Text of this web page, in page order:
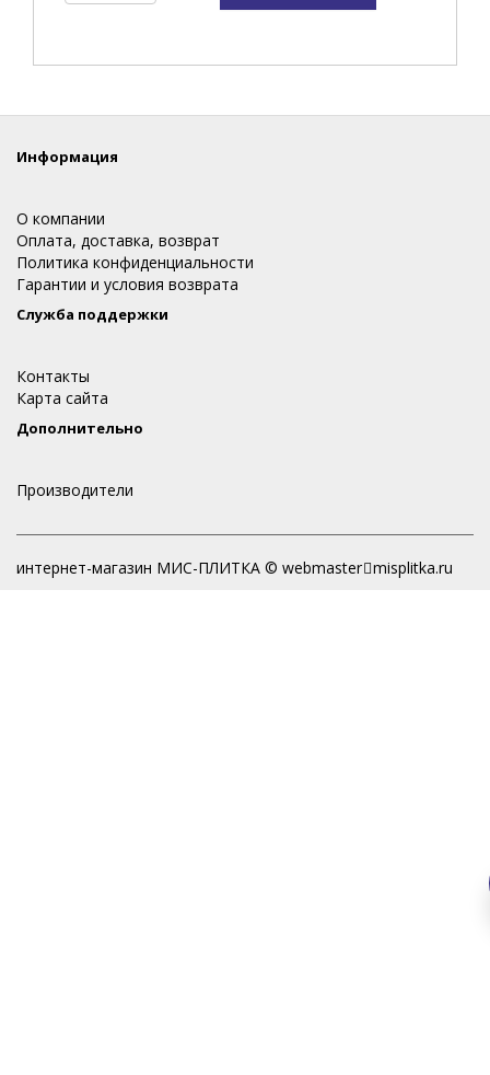
Информация
О компании
Оплата, доставка, возврат
Политика конфиденциальности
Гарантии и условия возврата
Служба поддержки
Контакты
Карта сайта
Дополнительно
Производители
интернет-магазин МИС-ПЛИТКА © webmaster misplitka.ru